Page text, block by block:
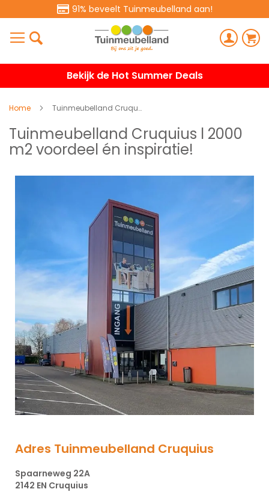
91% beveelt Tuinmeubelland aan!
Bekijk de Hot Summer Deals
Home Tuinmeubelland Cruquius
Tuinmeubelland Cruquius l 2000
m2 voordeel én inspiratie!
Adres Tuinmeubelland Cruquius
Spaarneweg 22A
2142 EN Cruquius